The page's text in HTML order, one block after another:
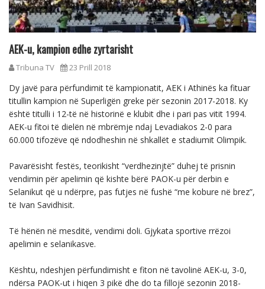
AEK-u, kampion edhe zyrtarisht
Tribuna TV 23 Prill 2018
Dy javë para përfundimit të kampionatit, AEK i Athinës ka fituar
titullin kampion në Superligën greke për sezonin 2017-2018. Ky
është titulli i 12-të në historinë e klubit dhe i pari pas vitit 1994.
AEK-u fitoi të dielën në mbrëmje ndaj Levadiakos 2-0 para
60.000 tifozëve që ndodheshin në shkallët e stadiumit Olimpik.
Pavarësisht festës, teorikisht “verdhezinjtë” duhej të prisnin
vendimin për apelimin që kishte bërë PAOK-u për derbin e
Selanikut që u ndërpre, pas futjes në fushë “me kobure në brez”,
të Ivan Savidhisit.
Të hënën në mesditë, vendimi doli. Gjykata sportive rrëzoi
apelimin e selanikasve.
Kështu, ndeshjen përfundimisht e fiton në tavolinë AEK-u, 3-0,
ndërsa PAOK-ut i hiqen 3 pikë dhe do ta fillojë sezonin 2018-